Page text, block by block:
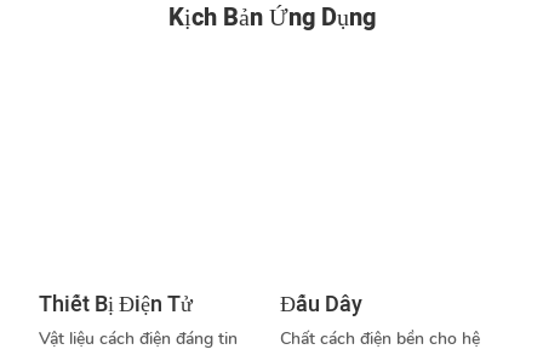
Kịch Bản Ứng Dụng
Thiết Bị Điện Tử
Vật liệu cách điện đáng tin
Đấu Dây
Chất cách điện bền cho hệ